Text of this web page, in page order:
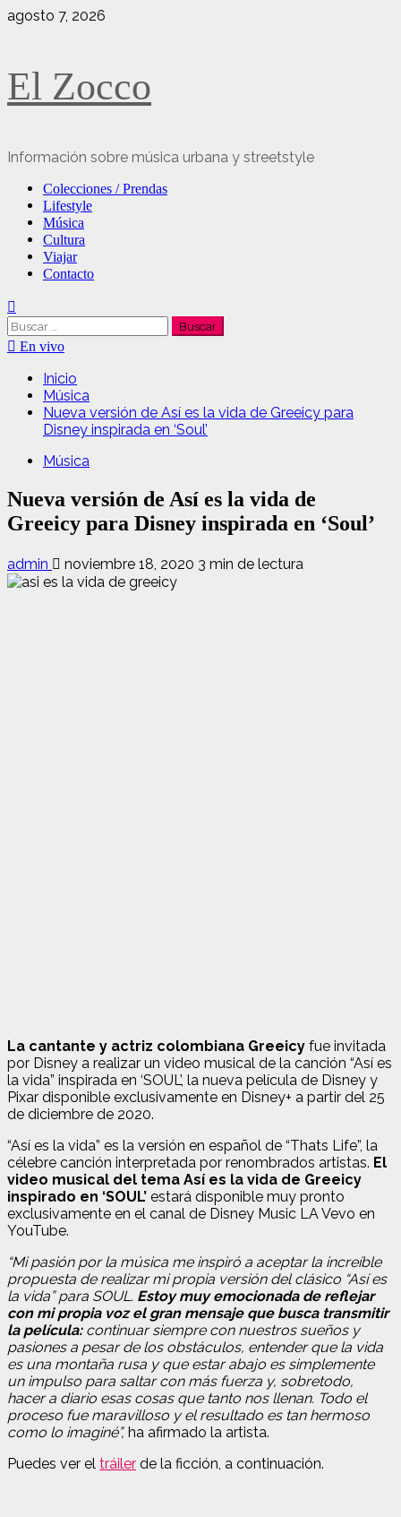
Saltar
agosto 7, 2026
El Zocco
Información sobre música urbana y streetstyle
Menú
principal
Colecciones / Prendas
Lifestyle
Música
Cultura
Viajar
Contacto
Buscar:
En vivo
Inicio
Música
Nueva versión de Así es la vida de Greeicy para
Disney inspirada en ‘Soul’
Música
Nueva versión de Así es la vida de
Greeicy para Disney inspirada en ‘Soul’
admin noviembre 18, 2020 3 min de lectura
La cantante y actriz colombiana Greeicy fue invitada
por Disney a realizar un video musical de la canción “Así es
la vida” inspirada en ‘SOUL’, la nueva película de Disney y
Pixar disponible exclusivamente en Disney+ a partir del 25
de diciembre de 2020.
“Así es la vida” es la versión en español de “Thats Life”, la
célebre canción interpretada por renombrados artistas. El
video musical del tema Así es la vida de Greeicy
inspirado en ‘SOUL’ estará disponible muy pronto
exclusivamente en el canal de Disney Music LA Vevo en
YouTube.
“Mi pasión por la música me inspiró a aceptar la increíble
propuesta de realizar mi propia versión del clásico “Así es
la vida” para SOUL. Estoy muy emocionada de reflejar
con mi propia voz el gran mensaje que busca transmitir
la película:continuar siempre con nuestros sueños y
pasiones a pesar de los obstáculos, entender que la vida
es una montaña rusa y que estar abajo es simplemente
un impulso para saltar con más fuerza y, sobretodo,
hacer a diario esas cosas que tanto nos llenan. Todo el
proceso fue maravilloso y el resultado es tan hermoso
como lo imaginé”, ha afirmado la artista.
Puedes ver el tráiler de la ficción, a continuación.